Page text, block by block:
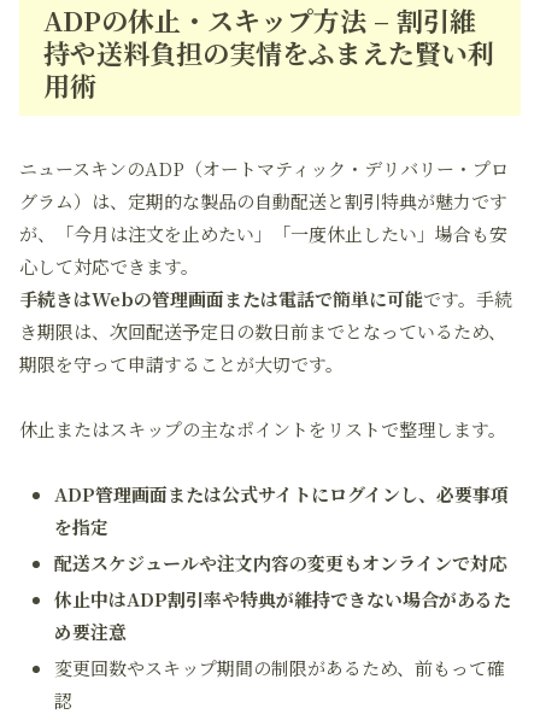
ADPの休止・スキップ方法 – 割引維
持や送料負担の実情をふまえた賢い利
用術
ニュースキンのADP（オートマティック・デリバリー・プロ
グラム）は、定期的な製品の自動配送と割引特典が魅力です
が、「今月は注文を止めたい」「一度休止したい」場合も安
心して対応できます。
手続きはWebの管理画面または電話で簡単に可能です。手続
き期限は、次回配送予定日の数日前までとなっているため、
期限を守って申請することが大切です。
休止またはスキップの主なポイントをリストで整理します。
ADP管理画面または公式サイトにログインし、必要事項
を指定
配送スケジュールや注文内容の変更もオンラインで対応
休止中はADP割引率や特典が維持できない場合があるた
め要注意
変更回数やスキップ期間の制限があるため、前もって確
認